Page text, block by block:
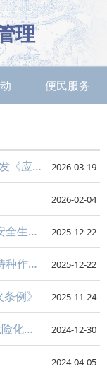
理
便民服务
2026-03-19
应急管理部 人力资源社会保障部 关于印发《应急救援员职业资格 管理办法（试行）》的通知
2026-02-04
2025-12-22
中华人民共和国应急管理部令 第18号《安全生产违法行为行政处罚办法》
2025-12-22
中华人民共和国应急管理部令 第19号《特种作业人员安全技术培训考核管理规定》
2025-11-24
例》
2024-12-30
应急管理部办公厅关于印发《淘汰落后危险化学品安全生产工艺技术设备目录（第二批）》的通知
2024-04-05